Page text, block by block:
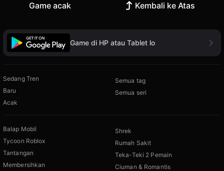
Game acak Kembali ke Atas
Game di HP atau Tablet lo
Sedang Tren
Baru
Acak
Semua tag
Semua seri
Balap Mobil
Tycoon Roblox
Tantangan
Membersihkan
Shrek
Rumah Sakit
Teka-Teki 2 Pemain
Ciuman & Romantis